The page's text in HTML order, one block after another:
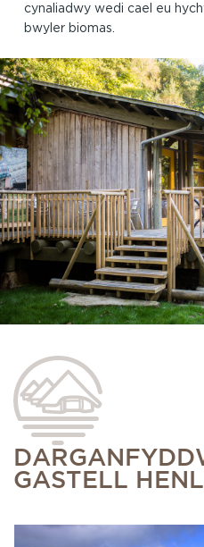
cynaliadwy wedi cael eu
bwyler biomas.
GASTELL